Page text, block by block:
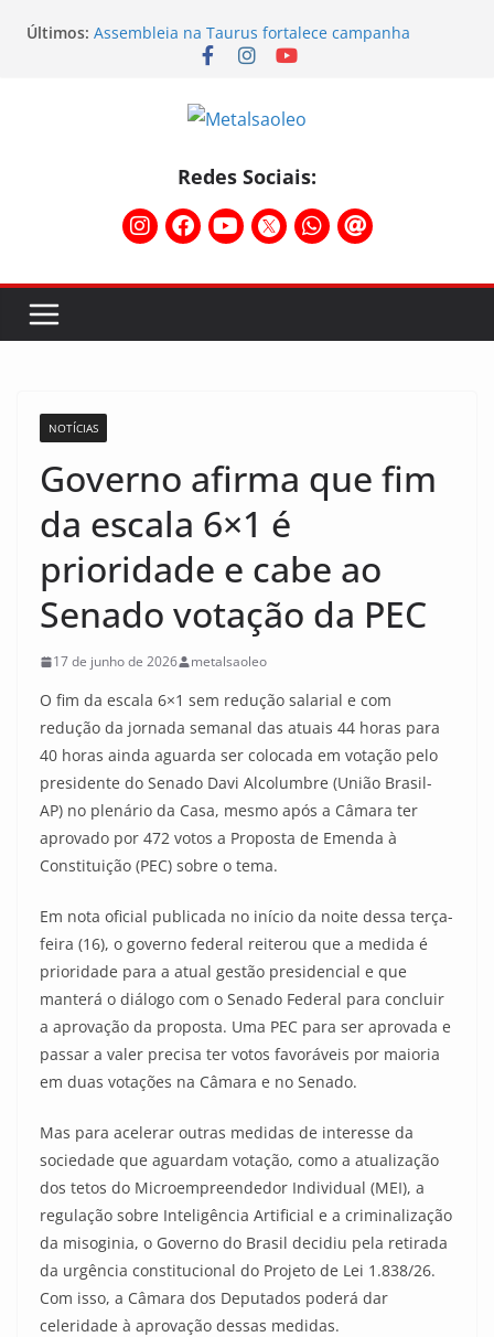
Últimos: Assembleia na Taurus fortalece campanha
salarial e mostra a força da categoria que exige
Nota de repúdio
Conselho Diretivo da CNM/CUT debate indústria e
Temporal destelha Ginásio Bigornão
Assembleia na Taurus – Campanha salarial
2026/2027
Redes Sociais:
NOTÍCIAS
Governo afirma que fim
da escala 6×1 é
prioridade e cabe ao
Senado votação da PEC
17 de junho de 2026 metalsaoleo
O fim da escala 6×1 sem redução salarial e com
redução da jornada semanal das atuais 44 horas para
40 horas ainda aguarda ser colocada em votação pelo
presidente do Senado Davi Alcolumbre (União Brasil-
AP) no plenário da Casa, mesmo após a Câmara ter
aprovado por 472 votos a Proposta de Emenda à
Constituição (PEC) sobre o tema.
Em nota oficial publicada no início da noite dessa terça-
feira (16), o governo federal reiterou que a medida é
prioridade para a atual gestão presidencial e que
manterá o diálogo com o Senado Federal para concluir
a aprovação da proposta. Uma PEC para ser aprovada e
passar a valer precisa ter votos favoráveis por maioria
em duas votações na Câmara e no Senado.
Mas para acelerar outras medidas de interesse da
sociedade que aguardam votação, como a atualização
dos tetos do Microempreendedor Individual (MEI), a
regulação sobre Inteligência Artificial e a criminalização
da misoginia, o Governo do Brasil decidiu pela retirada
da urgência constitucional do Projeto de Lei 1.838/26.
Com isso, a Câmara dos Deputados poderá dar
celeridade à aprovação dessas medidas.